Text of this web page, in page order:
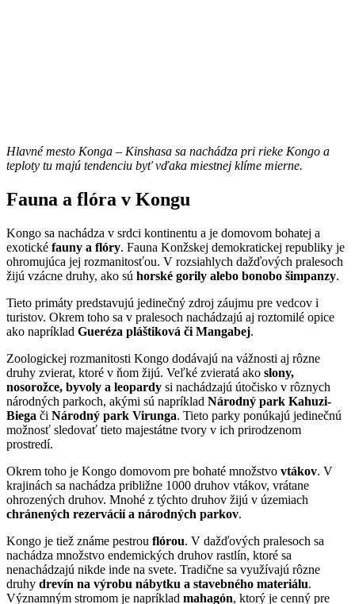
Hlavné mesto Konga – Kinshasa sa nachádza pri rieke Kongo a
teploty tu majú tendenciu byť vďaka miestnej klíme mierne.
Fauna a flóra v Kongu
Kongo sa nachádza v srdci kontinentu a je domovom bohatej a
exotické fauny a flóry. Fauna Konžskej demokratickej republiky je
ohromujúca jej rozmanitosťou. V rozsiahlych dažďových pralesoch
žijú vzácne druhy, ako sú horské gorily alebo bonobo šimpanzy.
Tieto primáty predstavujú jedinečný zdroj záujmu pre vedcov i
turistov. Okrem toho sa v pralesoch nachádzajú aj roztomilé opice
ako napríklad Gueréza pláštiková či Mangabej.
Zoologickej rozmanitosti Kongo dodávajú na vážnosti aj rôzne
druhy zvierat, ktoré v ňom žijú. Veľké zvieratá ako slony,
nosorožce, byvoly a leopardy si nachádzajú útočisko v rôznych
národných parkoch, akými sú napríklad Národný park Kahuzi-
Biega či Národný park Virunga. Tieto parky ponúkajú jedinečnú
možnosť sledovať tieto majestátne tvory v ich prirodzenom
prostredí.
Okrem toho je Kongo domovom pre bohaté množstvo vtákov. V
krajinách sa nachádza približne 1000 druhov vtákov, vrátane
ohrozených druhov. Mnohé z týchto druhov žijú v územiach
chránených rezervácií a národných parkov.
Kongo je tiež známe pestrou flórou. V dažďových pralesoch sa
nachádza množstvo endemických druhov rastlín, ktoré sa
nenachádzajú nikde inde na svete. Tradične sa využívajú rôzne
druhy drevín na výrobu nábytku a stavebného materiálu.
Významným stromom je napríklad mahagón, ktorý je cenný pre